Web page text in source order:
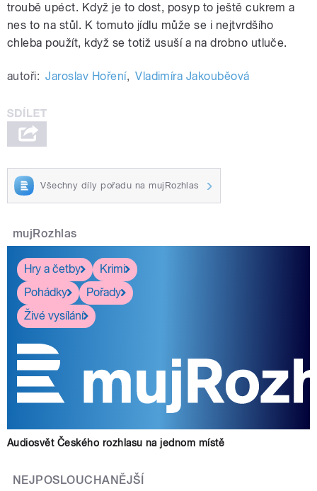
troubě upéct. Když je to dost, posyp to ještě cukrem a
nes to na stůl. K tomuto jídlu může se i nejtvrdšího
chleba použít, když se totiž usuší a na drobno utluče.
autoři: Jaroslav Hoření, Vladimíra Jakouběová
Všechny díly pořadu na mujRozhlas
mujRozhlas
Hry a četby
Krimi
Pohádky
Pořady
Živé vysílání
Audiosvět Českého rozhlasu na jednom místě
NEJPOSLOUCHANĚJŠÍ